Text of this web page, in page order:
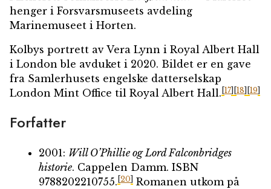
henger i Forsvarsmuseets avdeling
Marinemuseet i Horten.
Kolbys portrett av Vera Lynn i Royal Albert Hall
i London ble avduket i 2020. Bildet er en gave
fra Samlerhusets engelske datterselskap
London Mint Office til Royal Albert Hall. [17] [18] [19]
Forfatter
2001: Will O’Phillie og Lord Falconbridges
historie. Cappelen Damm. ISBN
9788202210755. 20
Romanen utkom på